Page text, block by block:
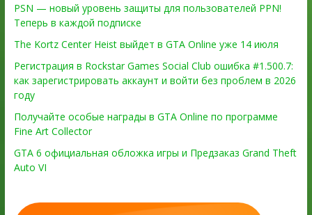
PSN — новый уровень защиты для пользователей PPN!
Теперь в каждой подписке
The Kortz Center Heist выйдет в GTA Online уже 14 июля
Регистрация в Rockstar Games Social Club ошибка #1.500.7:
как зарегистрировать аккаунт и войти без проблем в 2026
году
Получайте особые награды в GTA Online по программе
Fine Art Collector
GTA 6 официальная обложка игры и Предзаказ Grand Theft
Auto VI